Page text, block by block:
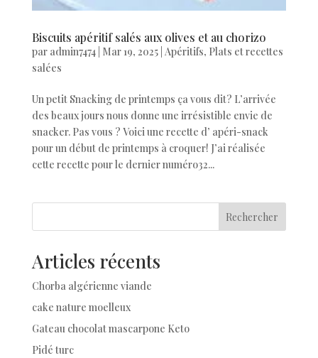
Biscuits apéritif salés aux olives et au chorizo
par admin7474| Mar 19, 2025| Apéritifs, Plats et recettes
salées
Un petit Snacking de printemps ça vous dit? L’arrivée
des beaux jours nous donne une irrésistible envie de
snacker. Pas vous ? Voici une recette d’ apéri-snack
pour un début de printemps à croquer! J’ai réalisée
cette recette pour le dernier numéro32...
Rechercher
Articles récents
Chorba algérienne viande
cake nature moelleux
Gateau chocolat mascarpone Keto
Pidé turc